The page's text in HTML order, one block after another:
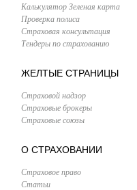
Калькулятор Зеленая карта
Проверка полиса
Страховая консультация
Тендеры по страхованию
ЖЕЛТЫЕ СТРАНИЦЫ
Страховой надзор
Страховые брокеры
Страховые союзы
О СТРАХОВАНИИ
Страховое право
Статьи